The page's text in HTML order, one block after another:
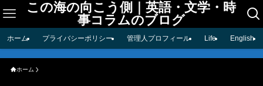
この海の向こう側｜英語・文学・時
事コラムのブログ
ホーム プライバシーポリシー 管理人プロフィール Life English
ホーム